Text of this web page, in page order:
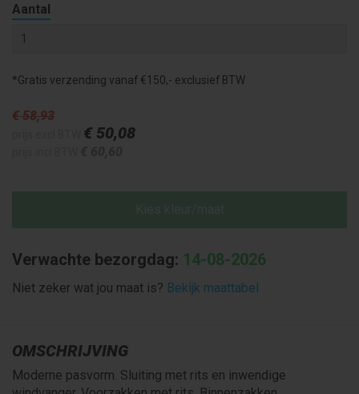
Aantal
*Gratis verzending vanaf €150,- exclusief BTW
€ 58,93
€ 50,08
Verwachte bezorgdag: 14-08-2026
Niet zeker wat jou maat is? Bekijk maattabel
OMSCHRIJVING
Moderne pasvorm. Sluiting met rits en inwendige